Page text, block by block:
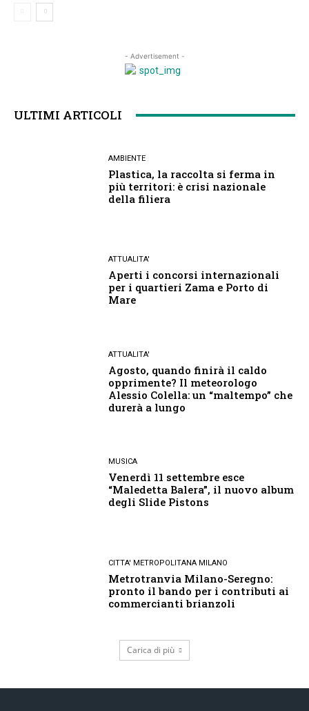
- Advertisement -
ULTIMI ARTICOLI
AMBIENTE
Plastica, la raccolta si ferma in
più territori: è crisi nazionale
della filiera
ATTUALITA'
Aperti i concorsi internazionali
per i quartieri Zama e Porto di
Mare
ATTUALITA'
Agosto, quando finirà il caldo
opprimente? Il meteorologo
Alessio Colella: un “maltempo” che
durerà a lungo
MUSICA
Venerdì 11 settembre esce
“Maledetta Balera”, il nuovo album
degli Slide Pistons
CITTA' METROPOLITANA MILANO
Metrotranvia Milano-Seregno:
pronto il bando per i contributi ai
commercianti brianzoli
Carica di più